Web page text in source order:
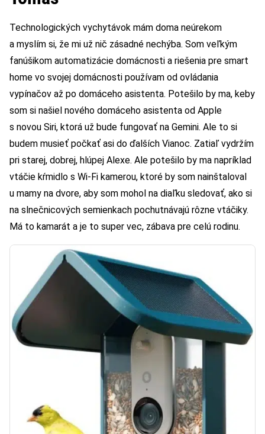
Technologických vychytávok mám doma neúrekom
a myslím si, že mi už nič zásadné nechýba. Som veľkým
fanúšikom automatizácie domácnosti a riešenia pre smart
home vo svojej domácnosti používam od ovládania
vypínačov až po domáceho asistenta. Potešilo by ma, keby
som si našiel nového domáceho asistenta od Apple
s novou Siri, ktorá už bude fungovať na Gemini. Ale to si
budem musieť počkať asi do ďalších Vianoc. Zatiaľ vydržím
pri starej, dobrej, hlúpej Alexe. Ale potešilo by ma napríklad
vtáčie kŕmidlo s Wi-Fi kamerou, ktoré by som nainštaloval
u mamy na dvore, aby som mohol na diaľku sledovať, ako si
na slnečnicových semienkach pochutnávajú rôzne vtáčiky.
Má to kamarát a je to super vec, zábava pre celú rodinu.